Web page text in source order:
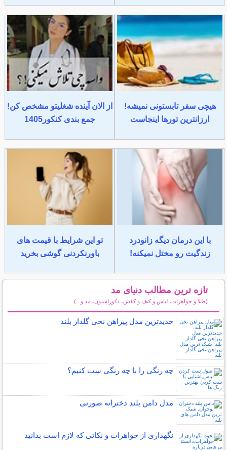
هیچی سفر تابستونی نمیشه!
ارزانترین تورها اینجاست
از الان آینده شغلیتو مشخص کن!
جمع بندی کنکور1405
با این درمان دیگه زانودرد
زندگیت رو مختل نمیکنه!
تو این شرایط با قیمت های
باورنکردنی گوشی بخرید
تازه ترین مطالب دنیای مد
(طلا و جواهرات، لباس و کیف و کفش، دکوراسیون، مد و...)
جدیدترین مدل پیراهن نخی گلدار بلند
چه رنگی را با چه رنگی ست کنیم؟
مدل دامن بلند دخترانه صورتی
نگهداری از جواهرات و نکاتی که لازم است بدانید